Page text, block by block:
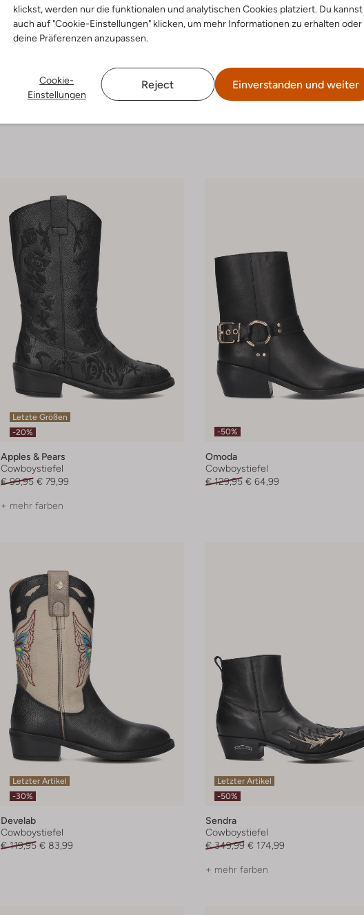
klickst, werden nur die funktionalen und analytischen Cookies platziert. Du kannst
auch auf "Cookie-Einstellungen" klicken, um mehr Informationen zu erhalten oder
deine Präferenzen anzupassen.
Cookie-
Einstellungen
Reject Einverstanden und weiter
Notre-V
-20%
Red-Rag
Cowboystiefel
Letzte Größen
-20%
Apples & Pears
Cowboystiefel
€ 99,95 € 79,99
+ mehr farben
-50%
Omoda
Cowboystiefel
€ 129,95 € 64,99
Letzter Artikel
-30%
Develab
Cowboystiefel
€ 119,95 € 83,99
Letzter Artikel
-50%
Sendra
Cowboystiefel
€ 349,99 € 174,99
+ mehr farben